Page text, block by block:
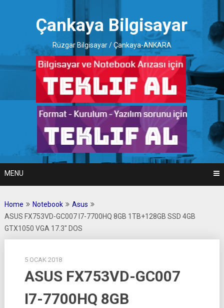
Çankaya Bilgisayar
Rüzgar Bilgisayar / Çankaya-ANKARA
MENU
Home Notebook
Asus
ASUS FX753VD-GC007 I7-7700HQ 8GB 1TB+128GB SSD 4GB
GTX1050 VGA 17.3″ DOS
5 OCAK 2018
ASUS FX753VD-GC007
I7-7700HQ 8GB